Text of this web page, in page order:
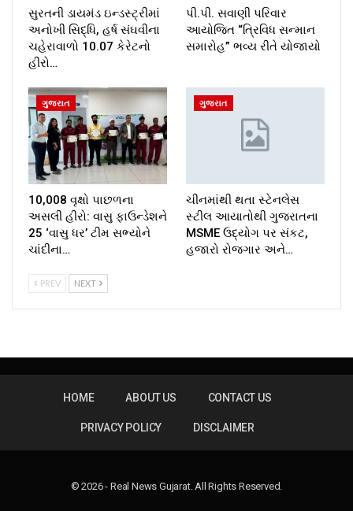
સુરતની ડાયમંડ ઇન્ડસ્ટ્રીમાં
અનોખી સિદ્ધિ, હર્ષ સંઘવીના
ચહેરાવાળો 10.07 કેરેટનો
હીરો…
પી.પી. સવાણી પરિવાર
આયોજિત “ત્રિવિધ સન્માન
સમારોહ” ભવ્ય રીતે યોજાયો
ગુજરાત
10,008 વૃક્ષો પાછળના
અસલી હીરો: વાસુ ફાઉન્ડેશને
25 ‘વાસુ ધર’ ટીમ સભ્યોને
ચાંદીના…
ગુજરાત
ચીનમાંથી થતા સ્ટેનલેસ
સ્ટીલ આયાતોથી ગુજરાતના
MSME ઉદ્યોગ પર સંકટ,
હજારો રોજગાર અને…
PREV NEXT
HOME ABOUT US CONTACT US
PRIVACY POLICY DISCLAIMER
© 2026 - Real News Gujarat. All Rights Reserved.